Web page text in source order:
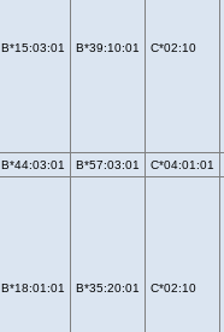
B*15:03:01 B*39:10:01 C*02:10
B*44:03:01 B*57:03:01 C*04:01:01
B*18:01:01 B*35:20:01 C*02:10